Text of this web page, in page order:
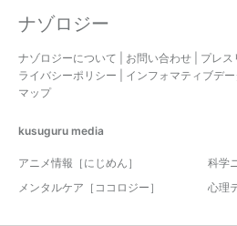
ナゾロジー
ナゾロジーについて お問い合わせ プレス
ライバシーポリシー
インフォマティブデ
マップ
kusuguru media
アニメ情報［にじめん］
科学
メンタルケア［ココロジー］
心理